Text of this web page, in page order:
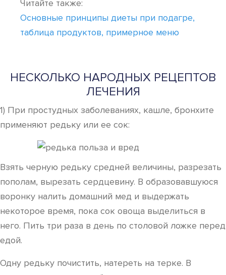
Читайте также:
Основные принципы диеты при подагре,
таблица продуктов, примерное меню
НЕСКОЛЬКО НАРОДНЫХ РЕЦЕПТОВ
ЛЕЧЕНИЯ
1) При простудных заболеваниях, кашле, бронхите
применяют редьку или ее сок:
Взять черную редьку средней величины, разрезать
пополам, вырезать сердцевину. В образовавшуюся
воронку налить домашний мед и выдержать
некоторое время, пока сок овоща выделиться в
него. Пить три раза в день по столовой ложке перед
едой.
Одну редьку почистить, натереть на терке. В